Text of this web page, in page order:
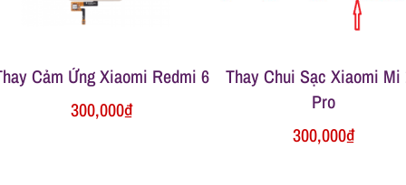
Cảm Ứng Xiaomi Redmi 6
300,000₫
Thay Chui Sạc Xiaomi Mi
Pro
300,000₫